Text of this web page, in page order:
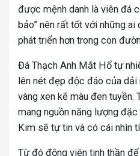
được mệnh danh là viên đá
bảo” nên rất tốt với những ai
phát triển hơn trong con
Đá Thạch Anh Mắt Hổ tự
lên nét đẹp độc đáo của dải
vàng xen kẽ màu đen tuyền.
mang nguồn năng lượng
Kim sẽ tự tin và có cái nhìn
Từ đó động viên tinh thần